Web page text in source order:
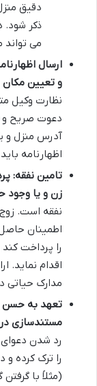
دقیق
ذکر شود.
می تواند
ارسال
و تعیین مکان
نظارت وکیل
دعوت صریح و
آدرس منزل و
اظهارنامه
تامین نفقه:
زن و یا وجود
نفقه است.
اطمینان
را پرداخت
اقدام نماید.
مدارک حیاتی
تعهد به حسن
مستندسازی
رد شدن دعوای
را ترک کرده
(مثلاً با